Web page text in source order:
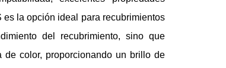
la opción ideal para recubrimientos
del recubrimiento, sino que
color, proporcionando un brillo de